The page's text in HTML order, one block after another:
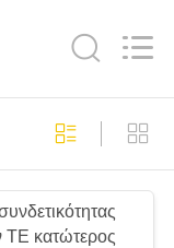
κατώτερος